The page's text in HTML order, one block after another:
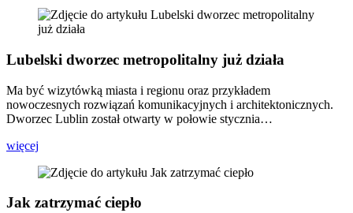
Lubelski dworzec metropolitalny już działa
Ma być wizytówką miasta i regionu oraz przykładem
nowoczesnych rozwiązań komunikacyjnych i architektonicznych.
Dworzec Lublin został otwarty w połowie stycznia…
więcej
Jak zatrzymać ciepło